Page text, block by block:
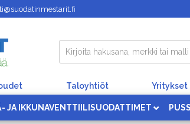
Taloyhtiöt Yritykset
JA IKKUNAVENTTIILISUODATTIMET